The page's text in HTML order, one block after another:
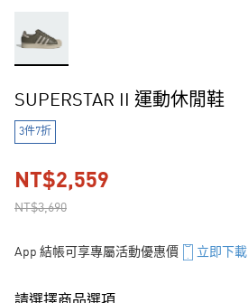
SUPERSTAR II 運動休閒鞋
3件7折
NT$3,690
NT$2,559
App 結帳可享專屬活動優惠價 立即下載